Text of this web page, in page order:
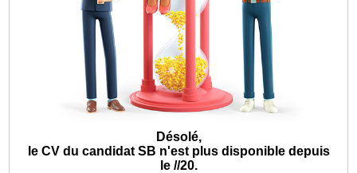
Désolé,
le CV du candidat SB n'est plus disponible depuis
le //20.